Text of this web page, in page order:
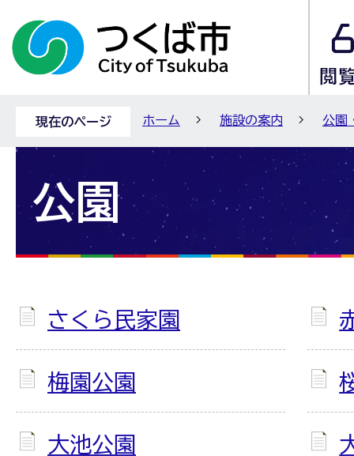
現在のページ ホーム 施設の案内 公園
公園
さくら民家園
梅園公園
大池公園